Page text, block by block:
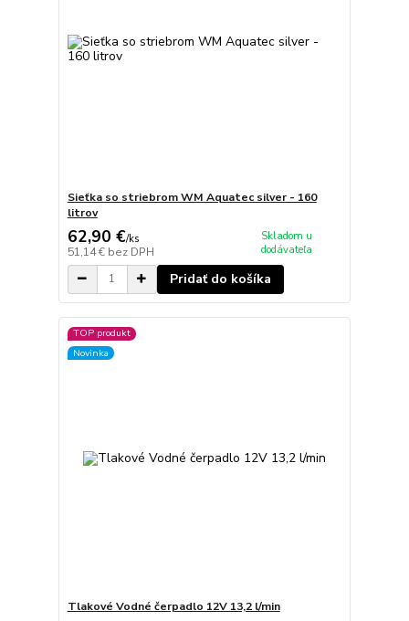
Sieťka so striebrom WM Aquatec silver - 160
litrov
62,90 €/ks
51,14 € bez DPH
Skladom u
dodávateľa
Pridať do košíka
TOP produkt
Novinka
Tlakové Vodné čerpadlo 12V 13,2 l/min